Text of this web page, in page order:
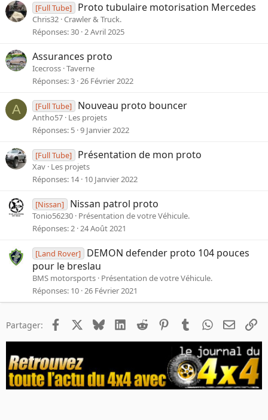
[Full Tube] Proto tubulaire motorisation Mercedes
Chris32 Crawler & Truck.
Réponses 30 2 Avril 2025
Assurances proto
Icecross Taverne
Réponses 3 26 Février 2022
A [Full Tube] Nouveau proto bouncer
Antho57 Les projets
Réponses 5 9 Janvier 2022
[Full Tube] Présentation de mon proto
Xav Les projets
Réponses 14 10 Janvier 2022
[Nissan] Nissan patrol proto
Tonio56230 Présentation de votre Véhicule.
Réponses 2 24 Août 2021
[Land Rover]
DEMON defender proto 104 pouces
pour le breslau
BMS motorsports Présentation de votre Véhicule.
Réponses 10 26 Février 2021
Partager: Facebook Bluesky LinkedIn
Reddit PinterestTumblrWhatsApp
Email